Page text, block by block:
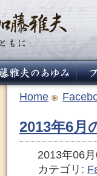
Home
2013年6月
2013年06
カテゴリ: